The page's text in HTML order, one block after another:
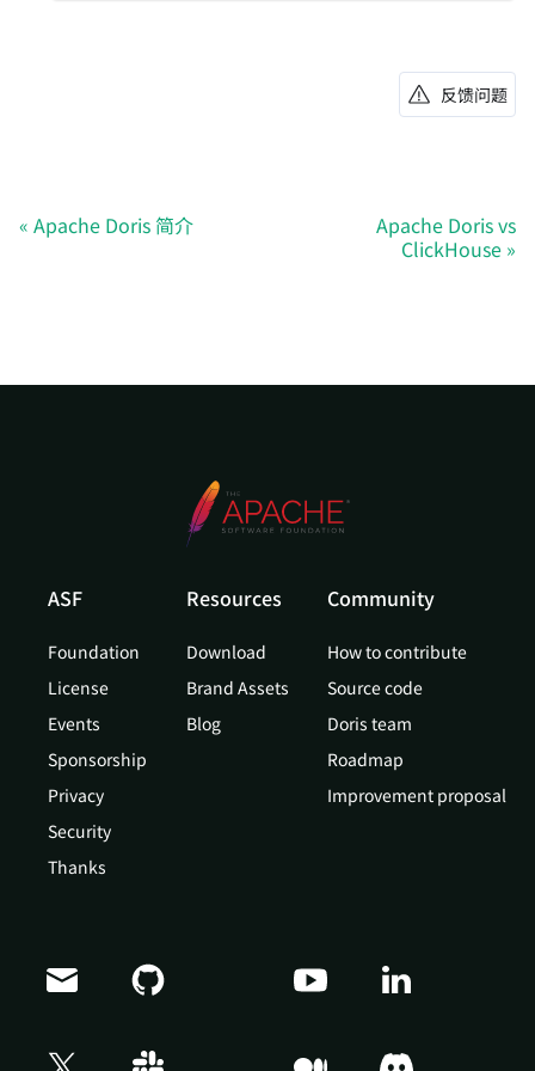
反馈问题
Apache Doris 简介
Apache Doris vs
ClickHouse
ASF
Foundation
License
Events
Sponsorship
Privacy
Security
Thanks
Resources
Download
Brand Assets
Blog
Community
How to contribute
Source code
Doris team
Roadmap
Improvement proposal
Doris Summit 26